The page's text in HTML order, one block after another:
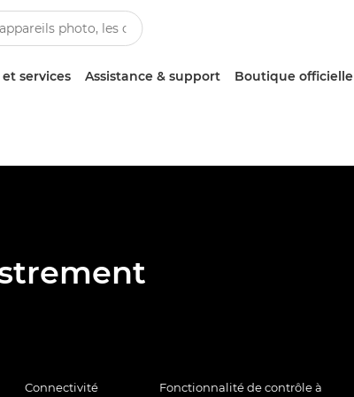
services Assistance & support Boutique officielle
Connectivité Fonctionnalité de contrôle à